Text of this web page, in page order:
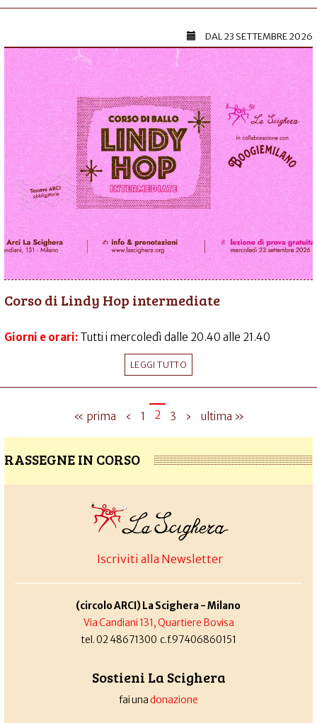
DAL23 SETTEMBRE 2026
Corso di Lindy Hop intermediate
Giorni e orari: Tutti i mercoledì dalle 20.40 alle 21.40
LEGGI TUTTO
« prima ‹ 1 2 3 › ultima »
RASSEGNE IN CORSO
Iscriviti alla Newsletter
(circolo ARCI) La Scighera - Milano
Via Candiani 131, Quartiere Bovisa
tel. 02 48671300 c.f.97406860151
Sostieni La Scighera
fai unadonazione